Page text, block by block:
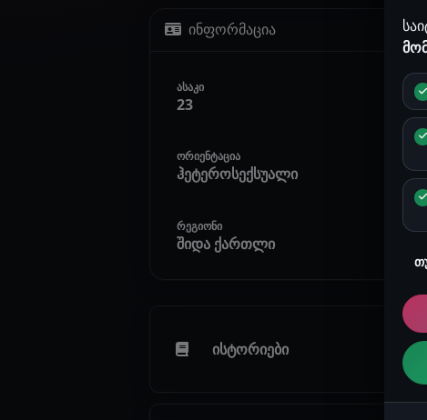
ინფორმაცია
ასაკი
23
ორიენტაცია
ჰეტეროსექსუალი
რეგიონი
შიდა ქართლი
ისტორიები